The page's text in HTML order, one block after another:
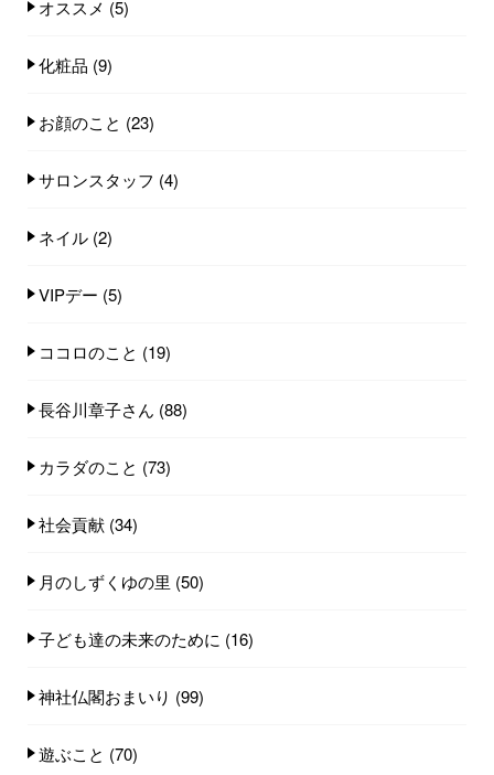
オススメ (5)
化粧品 (9)
お顔のこと (23)
サロンスタッフ (4)
ネイル (2)
VIPデー (5)
ココロのこと (19)
長谷川章子さん (88)
カラダのこと (73)
社会貢献 (34)
月のしずくゆの里 (50)
子ども達の未来のために (16)
神社仏閣おまいり (99)
遊ぶこと (70)